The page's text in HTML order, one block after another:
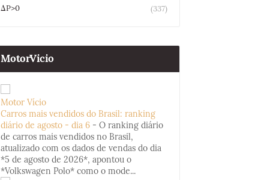
ΔP>0
(337)
MotorVicio
Motor Vício
Carros mais vendidos do Brasil: ranking
diário de agosto - dia 6 - O ranking diário
de carros mais vendidos no Brasil,
atualizado com os dados de vendas do dia
*5 de agosto de 2026*, apontou o
*Volkswagen Polo* como o mode...